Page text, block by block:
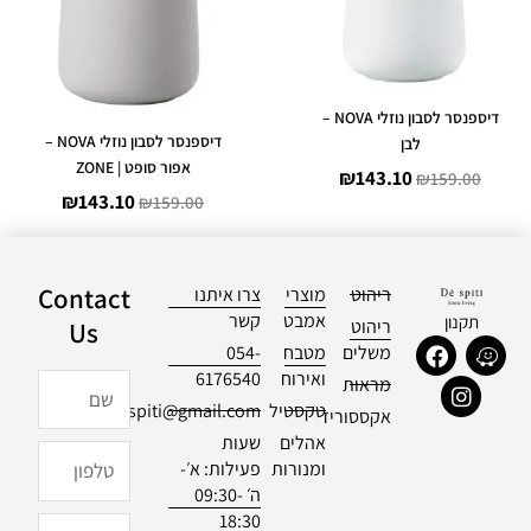
דיספנסר לסבון נוזלי NOVA –
לבן
₪159.00
₪143.10
דיספנסר לסבון נוזלי NOVA –
אפור סופט | ZONE
₪159.00
₪143.10
תקנון
W
a
z
e
F
a n
s
t
ריהוט
ריהוט
משלים
מראות
אקססוריז
מוצרי
אמבט
מטבח
ואירוח
טקסטיל
אהלים
ומנורות
צרו איתנו
קשר
054-
6176540
officialdespiti@gmail.com
שעות
פעילות: א׳-
ה׳ 09:30-
18:30
Contact
Us